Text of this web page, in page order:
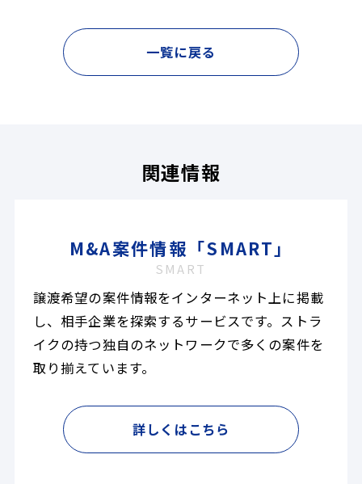
一覧に戻る
関連情報
M&A案件情報「SMART」
SMART
譲渡希望の案件情報をインターネット上に掲載
し、相手企業を探索するサービスです。ストラ
イクの持つ独自のネットワークで多くの案件を
取り揃えています。
詳しくはこちら